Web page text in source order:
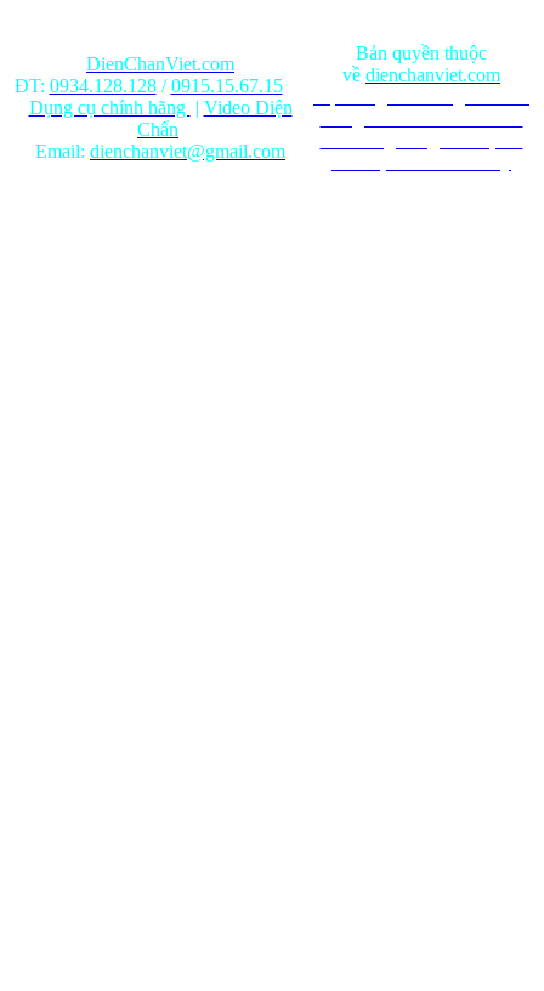
DienChanViet.com
ĐT: 0934.128.128/0915.15.67.15
Dụng cụ chính hãng | Video Diện
Chẩn
Email: dienchanviet@gmail.com
Bản quyền thuộc
về dienchanviet.com